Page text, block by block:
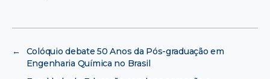
←
Colóquio debate 50 Anos da Pós-graduação em
Engenharia Química no Brasil